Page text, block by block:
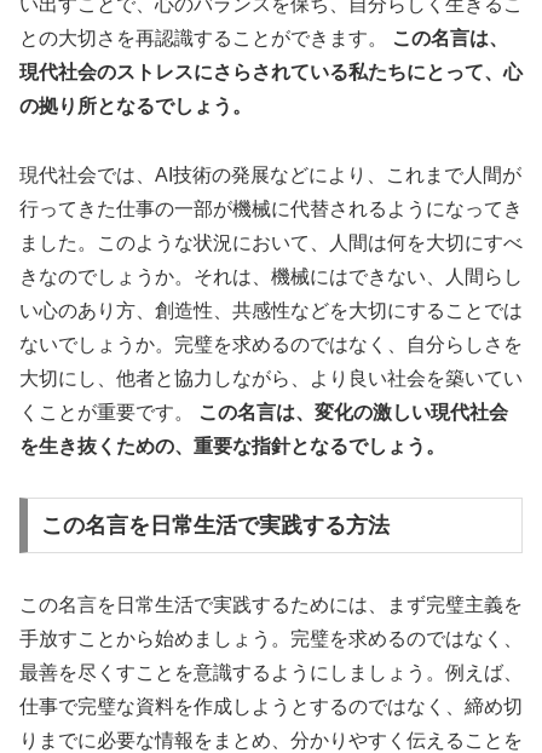
との大切さを再認識することができます。
この名言は、
現代社会のストレスにさらされている私たちにとって、心
の拠り所となるでしょう。
現代社会では、AI技術の発展などにより、これまで人間が
行ってきた仕事の一部が機械に代替されるようになってき
ました。このような状況において、人間は何を大切にすべ
きなのでしょうか。それは、機械にはできない、人間らし
い心のあり方、創造性、共感性などを大切にすることでは
ないでしょうか。完璧を求めるのではなく、自分らしさを
大切にし、他者と協力しながら、より良い社会を築いてい
くことが重要です。
この名言は、変化の激しい現代社会
を生き抜くための、重要な指針となるでしょう。
この名言を日常生活で実践する方法
この名言を日常生活で実践するためには、まず完璧主義を
手放すことから始めましょう。完璧を求めるのではなく、
最善を尽くすことを意識するようにしましょう。例えば、
仕事で完璧な資料を作成しようとするのではなく、締め切
りまでに必要な情報をまとめ、分かりやすく伝えることを